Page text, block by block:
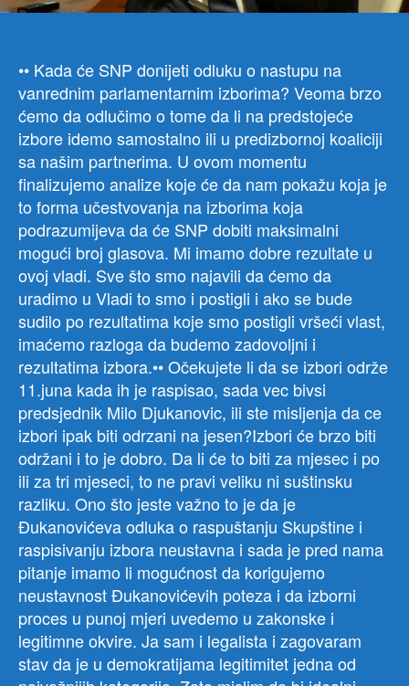
•• Kada će SNP donijeti odluku o nastupu na
vanrednim parlamentarnim izborima? Veoma brzo
ćemo da odlučimo o tome da li na predstojeće
izbore idemo samostalno ili u predizbornoj koaliciji
sa našim partnerima. U ovom momentu
finalizujemo analize koje će da nam pokažu koja je
to forma učestvovanja na izborima koja
podrazumijeva da će SNP dobiti maksimalni
mogući broj glasova. Mi imamo dobre rezultate u
ovoj vladi. Sve što smo najavili da ćemo da
uradimo u Vladi to smo i postigli i ako se bude
sudilo po rezultatima koje smo postigli vršeći vlast,
imaćemo razloga da budemo zadovoljni i
rezultatima izbora.•• Očekujete li da se izbori održe
11.juna kada ih je raspisao, sada vec bivsi
predsjednik Milo Djukanovic, ili ste misljenja da ce
izbori ipak biti odrzani na jesen?Izbori će brzo biti
održani i to je dobro. Da li će to biti za mjesec i po
ili za tri mjeseci, to ne pravi veliku ni suštinsku
razliku. Ono što jeste važno to je da je
Đukanovićeva odluka o raspuštanju Skupštine i
raspisivanju izbora neustavna i sada je pred nama
pitanje imamo li mogućnost da korigujemo
neustavnost Đukanovićevih poteza i da izborni
proces u punoj mjeri uvedemo u zakonske i
legitimne okvire. Ja sam i legalista i zagovaram
stav da je u demokratijama legitimitet jedna od